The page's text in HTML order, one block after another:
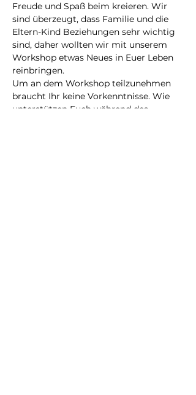
Freude und Spaß beim kreieren. Wir
sind überzeugt, dass Familie und die
Eltern-Kind Beziehungen sehr wichtig
sind, daher wollten wir mit unserem
Workshop etwas Neues in Euer Leben
reinbringen.
Um an dem Workshop teilzunehmen
braucht Ihr keine Vorkenntnisse. Wie
unterstützen Euch während des